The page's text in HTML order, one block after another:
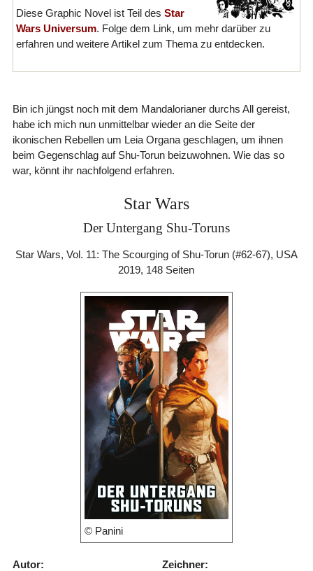
Diese Graphic Novel ist Teil des Star
Wars Universum. Folge dem Link, um mehr darüber zu
erfahren und weitere Artikel zum Thema zu entdecken.
Bin ich jüngst noch mit dem Mandalorianer durchs All gereist,
habe ich mich nun unmittelbar wieder an die Seite der
ikonischen Rebellen um Leia Organa geschlagen, um ihnen
beim Gegenschlag auf Shu-Torun beizuwohnen. Wie das so
war, könnt ihr nachfolgend erfahren.
Star Wars
Der Untergang Shu-Toruns
Star Wars, Vol. 11: The Scourging of Shu-Torun (#62-67), USA
2019, 148 Seiten
© Panini
Autor:
Zeichner: